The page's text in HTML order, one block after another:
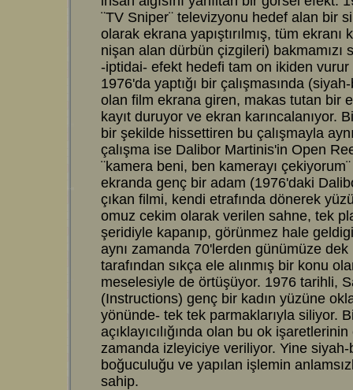
¨TV Sniper¨ televizyonu hedef alan bir
olarak ekrana yapıştırılmış, tüm
nişan alan dürbün çizgileri) bakmamızı
-iptidai- efekt hedefi tam on ikiden
1976'da yaptığı bir çalışmasında
olan film ekrana giren, makas tutan bir
kayıt duruyor ve ekran karıncalanıyor.
bir şekilde hissettiren bu çalışmayla
çalışma ise Dalibor Martinis'in Open
¨kamera beni, ben kamerayı
ekranda genç bir adam (1976'daki
çıkan filmi, kendi etrafında dönerek
omuz cekim olarak verilen sahne, tek
şeridiyle kapanıp, görünmez hale
aynı zamanda 70'lerden günümüze dek
tarafından sıkça ele alınmış bir konu
meselesiyle de örtüşüyor. 1976 tarihli,
(Instructions) genç bir kadın yüzüne
yönünde- tek tek parmaklarıyla siliyor.
açıklayıcılığında olan bu ok
zamanda izleyiciye veriliyor. Yine
boğuculuğu ve yapılan işlemin
sahip.